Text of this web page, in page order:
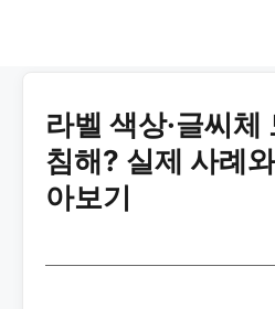
라벨 색상·글씨체
침해? 실제 사례
아보기